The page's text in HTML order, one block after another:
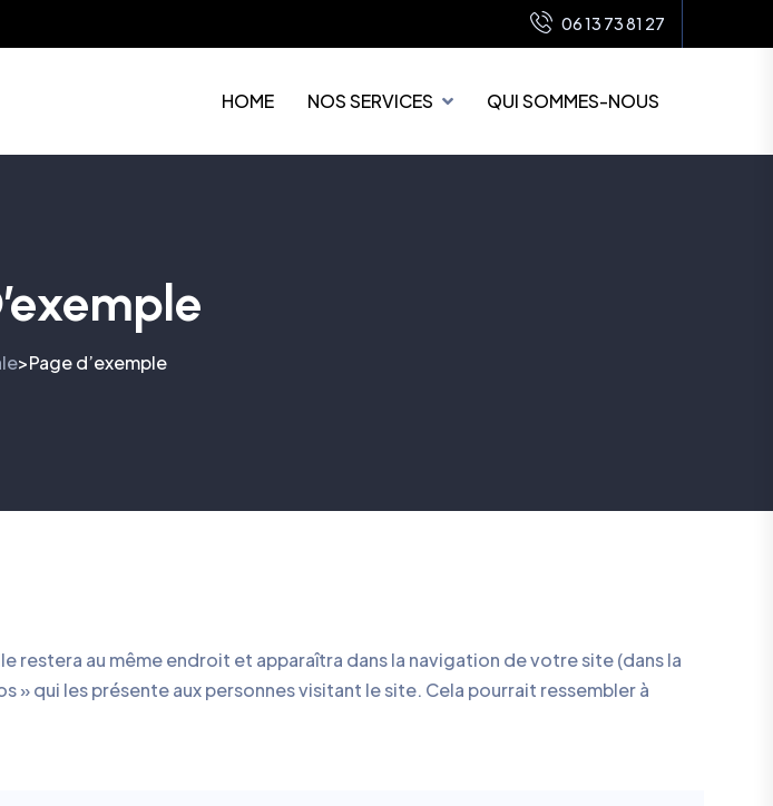
06 13 73 81 27
HOME NOS SERVICES QUI SOMMES-NOUS
>Page d’exemple
restera au même endroit et apparaîtra dans la navigation de votre site (dans la
» qui les présente aux personnes visitant le site. Cela pourrait ressembler à